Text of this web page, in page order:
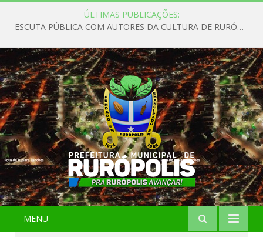
ÚLTIMAS PUBLICAÇÕES:
ESCUTA PÚBLICA COM AUTORES DA CULTURA DE RURÓPOLIS
MENU